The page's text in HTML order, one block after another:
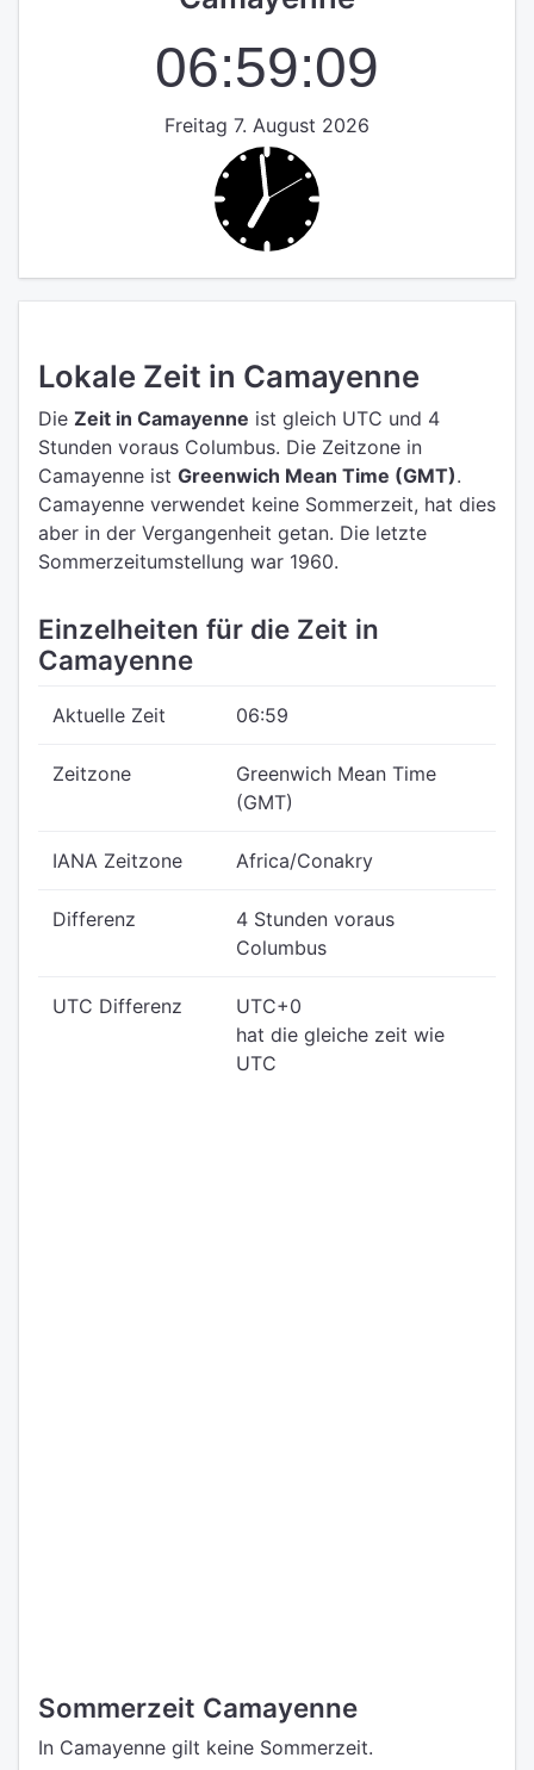
06:59:10
Freitag 7. August 2026
Lokale Zeit in Camayenne
Die Zeit in Camayenne ist gleich UTC und 4
Stunden voraus Columbus. Die Zeitzone in
Camayenne ist Greenwich Mean Time (GMT).
Camayenne verwendet keine Sommerzeit, hat dies
aber in der Vergangenheit getan. Die letzte
Sommerzeitumstellung war 1960.
Einzelheiten für die Zeit in
Camayenne
Aktuelle Zeit 06:59
Zeitzone
Greenwich Mean Time
(GMT)
IANA Zeitzone Africa/Conakry
Differenz
4 Stunden voraus
Columbus
UTC Differenz
UTC+0
hat die gleiche zeit wie
UTC
Sommerzeit Camayenne
In Camayenne gilt keine Sommerzeit.